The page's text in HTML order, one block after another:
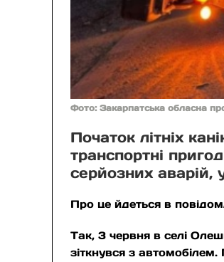
Фото: Закарпатська обласна
Початок літніх
транспортні
серйозних аварій,
Про це йдеться в
Так, 3 червня в селі
зіткнувся з